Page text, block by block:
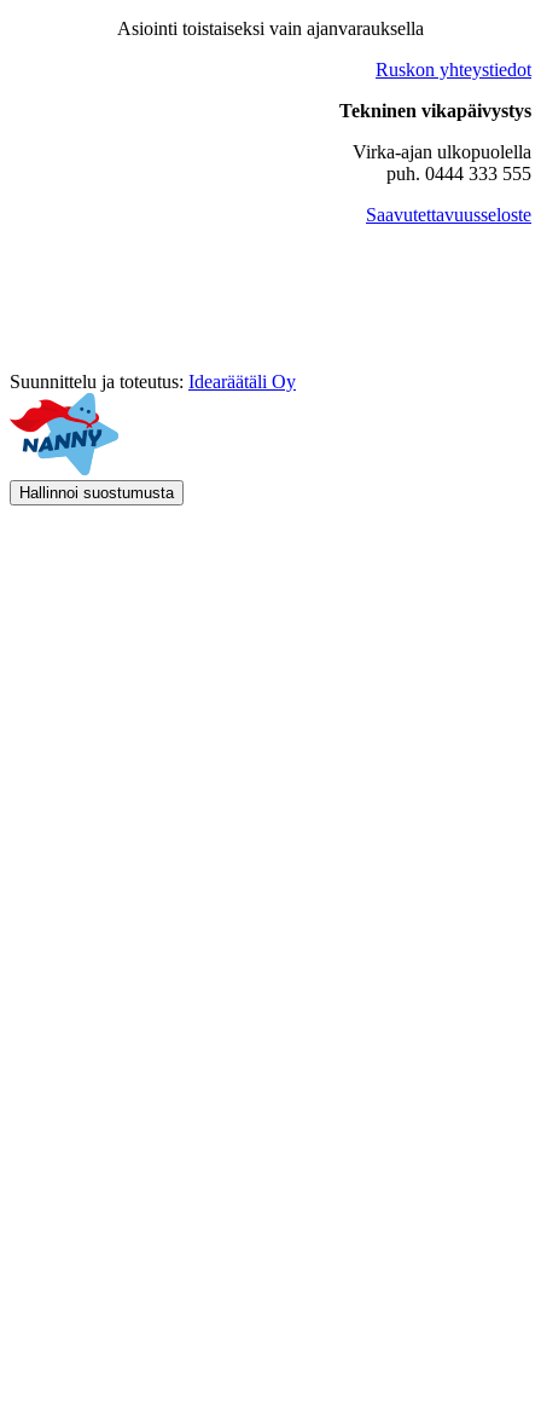
Asiointi toistaiseksi vain ajanvarauksella
Ruskon yhteystiedot
Tekninen vikapäivystys
Virka-ajan ulkopuolella
puh. 0444 333 555
Saavutettavuusseloste
Suunnittelu ja toteutus: Idearäätäli Oy
Hallinnoi suostumusta